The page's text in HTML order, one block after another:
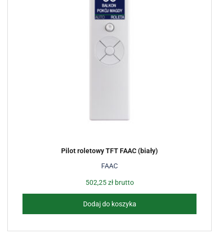
FAAC
Pilot roletowy TFT FAAC (biały)
502,25złbrutto
Dodaj do koszyka